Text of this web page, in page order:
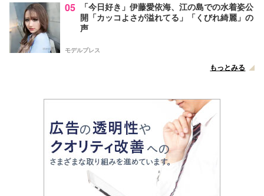
05
「今日好き」伊藤愛依海、江の島での水着姿公
開「カッコよさが溢れてる」「くびれ綺麗」の
声
モデルプレス
もっとみる